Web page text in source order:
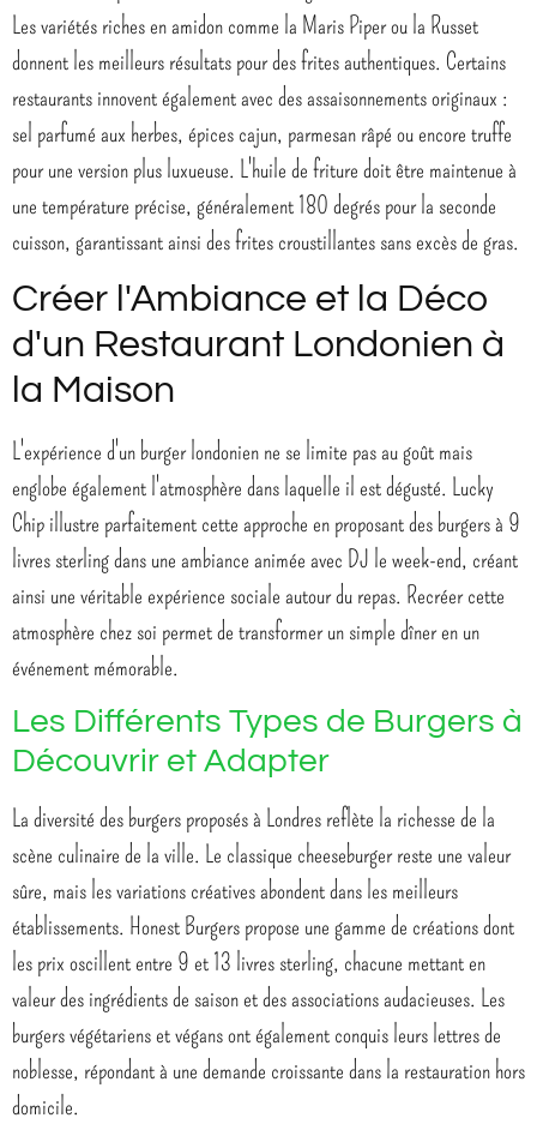
Les variétés riches en amidon comme la Maris Piper ou la Russet
donnent les meilleurs résultats pour des frites authentiques. Certains
restaurants innovent également avec des assaisonnements originaux :
sel parfumé aux herbes, épices cajun, parmesan râpé ou encore truffe
pour une version plus luxueuse. L'huile de friture doit être maintenue à
une température précise, généralement 180 degrés pour la seconde
cuisson, garantissant ainsi des frites croustillantes sans excès de gras.
Créer l'Ambiance et la Déco
d'un Restaurant Londonien à
la Maison
L'expérience d'un burger londonien ne se limite pas au goût mais
englobe également l'atmosphère dans laquelle il est dégusté. Lucky
Chip illustre parfaitement cette approche en proposant des burgers à 9
livres sterling dans une ambiance animée avec DJ le week-end, créant
ainsi une véritable expérience sociale autour du repas. Recréer cette
atmosphère chez soi permet de transformer un simple dîner en un
événement mémorable.
Les Différents Types de Burgers à
Découvrir et Adapter
La diversité des burgers proposés à Londres reflète la richesse de la
scène culinaire de la ville. Le classique cheeseburger reste une valeur
sûre, mais les variations créatives abondent dans les meilleurs
établissements. Honest Burgers propose une gamme de créations dont
les prix oscillent entre 9 et 13 livres sterling, chacune mettant en
valeur des ingrédients de saison et des associations audacieuses. Les
burgers végétariens et végans ont également conquis leurs lettres de
noblesse, répondant à une demande croissante dans la restauration hors
domicile.